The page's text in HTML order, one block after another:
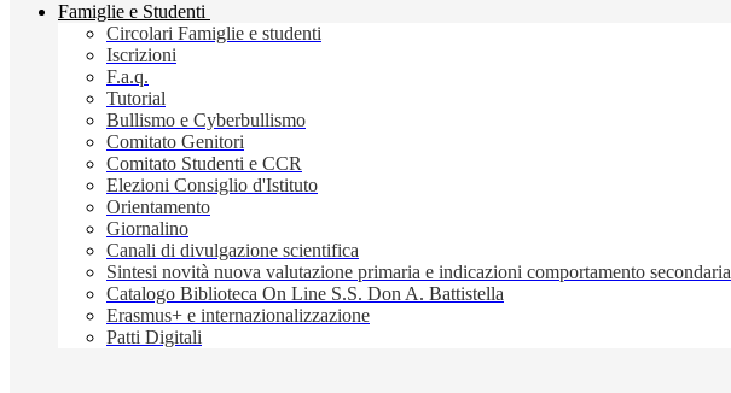
Famiglie e Studenti
Circolari Famiglie e studenti
Iscrizioni
F.a.q.
Tutorial
Bullismo e Cyberbullismo
Comitato Genitori
Comitato Studenti e CCR
Elezioni Consiglio d'Istituto
Orientamento
Giornalino
Canali di divulgazione scientifica
Sintesi novità nuova valutazione primaria e indicazioni comportamento secondaria
Catalogo Biblioteca On Line S.S. Don A. Battistella
Erasmus+ e internazionalizzazione
Patti Digitali